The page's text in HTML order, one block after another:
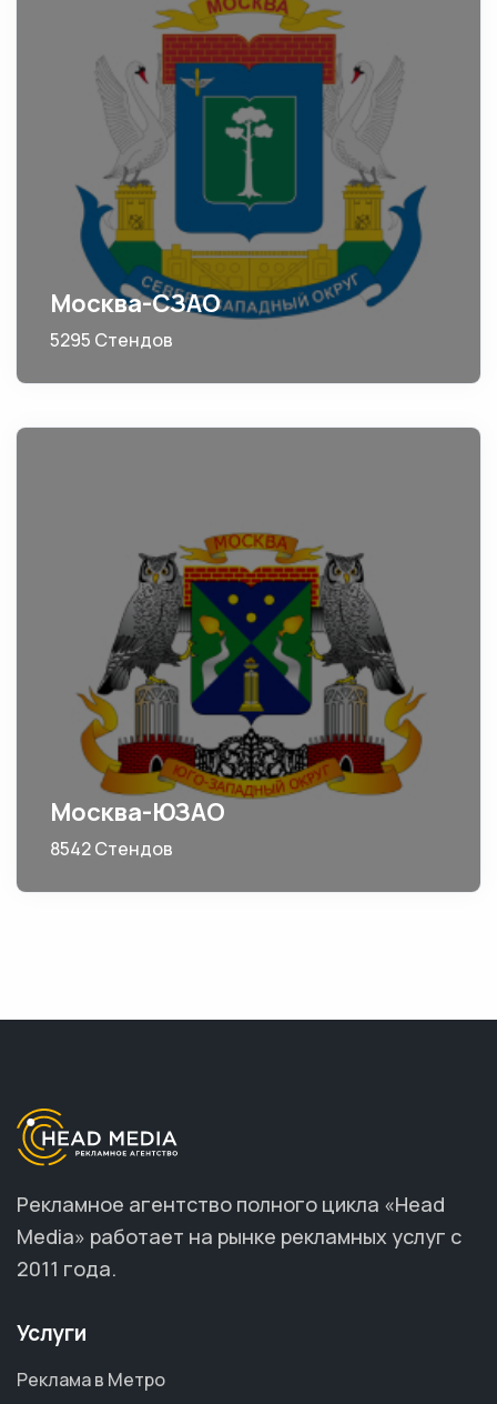
Москва-СЗАО
5295 Стендов
Москва-ЮЗАО
8542 Стендов
Рекламное агентство полного цикла «Head
Media» работает на рынке рекламных услуг с
2011 года.
Услуги
Реклама в Метро